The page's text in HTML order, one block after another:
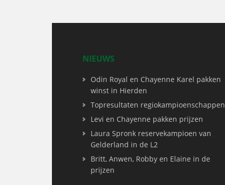
NIEUWS
Odin Royal en Chayenne Karel pakken
winst in Hierden
Topresultaten regiokampioenschappen
Levi en Chayenne pakken prijzen
Laura Spronk reservekampioen van
Gelderland in de L2
Britt, Anwen, Robby en Elaine in de
prijzen